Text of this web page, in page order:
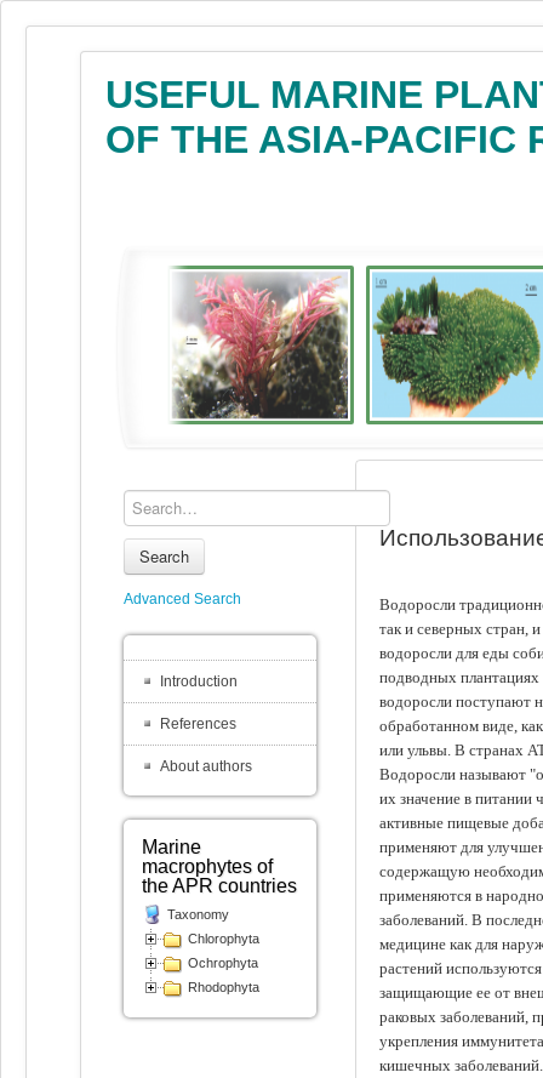
USEFUL MARINE
OF THE ASIA-PACIFIC
Водоросли
так и северных стран,
водоросли для еды
подводных
водоросли поступают
обработанном виде,
или ульвы. В странах
Водоросли называют
их значение в питании
активные пищевые
применяют для
содержащую
применяются в
заболеваний. В
медицине как для
растений
защищающие ее от
раковых заболеваний,
укрепления
кишечных
Search
Advanced Search
Introduction
References
About authors
Marine
macrophytes of
the APR countries
Taxonomy
Chlorophyta
Ochrophyta
Rhodophyta